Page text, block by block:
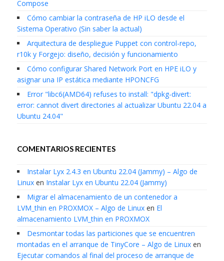
Compose
Cómo cambiar la contraseña de HP iLO desde el
Sistema Operativo (Sin saber la actual)
Arquitectura de despliegue Puppet con control-repo,
r10k y Forgejo: diseño, decisión y funcionamiento
Cómo configurar Shared Network Port en HPE iLO y
asignar una IP estática mediante HPONCFG
Error "libc6(AMD64) refuses to install: "dpkg-divert:
error: cannot divert directories al actualizar Ubuntu 22.04 a
Ubuntu 24.04"
COMENTARIOS RECIENTES
Instalar Lyx 2.4.3 en Ubuntu 22.04 (Jammy) – Algo de
Linuxen Instalar Lyx en Ubuntu 22.04 (Jammy)
Migrar el almacenamiento de un contenedor a
LVM_thin en PROXMOX – Algo de Linuxen El
almacenamiento LVM_thin en PROXMOX
Desmontar todas las particiones que se encuentren
montadas en el arranque de TinyCore – Algo de Linuxen
Ejecutar comandos al final del proceso de arranque de